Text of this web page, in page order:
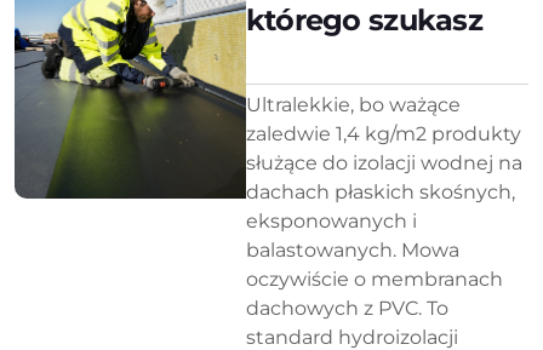
którego szukasz
Ultralekkie, bo ważące
zaledwie 1,4 kg/m2 produkty
służące do izolacji wodnej na
dachach płaskich skośnych,
eksponowanych i
balastowanych. Mowa
oczywiście o membranach
dachowych z PVC. To
standard hydroizolacji